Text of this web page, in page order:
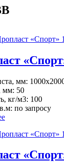
мм:
мм: 50
кг/м3: 100
по запросу